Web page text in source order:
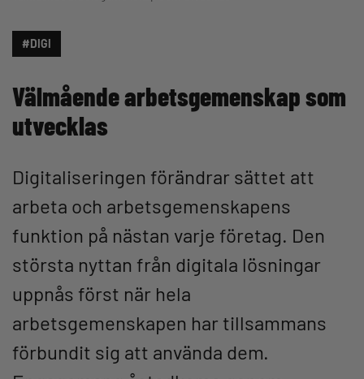
#DIGI
Välmående arbetsgemenskap som
utvecklas
Digitaliseringen förändrar sättet att
arbeta och arbetsgemenskapens
funktion på nästan varje företag. Den
största nyttan från digitala lösningar
uppnås först när hela
arbetsgemenskapen har tillsammans
förbundit sig att använda dem.